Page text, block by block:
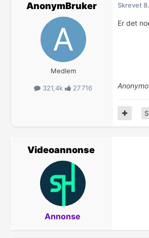
AnonymBruker
Medlem
321,4k 27 716
Skrevet
Er det
Videoannonse
Annonse